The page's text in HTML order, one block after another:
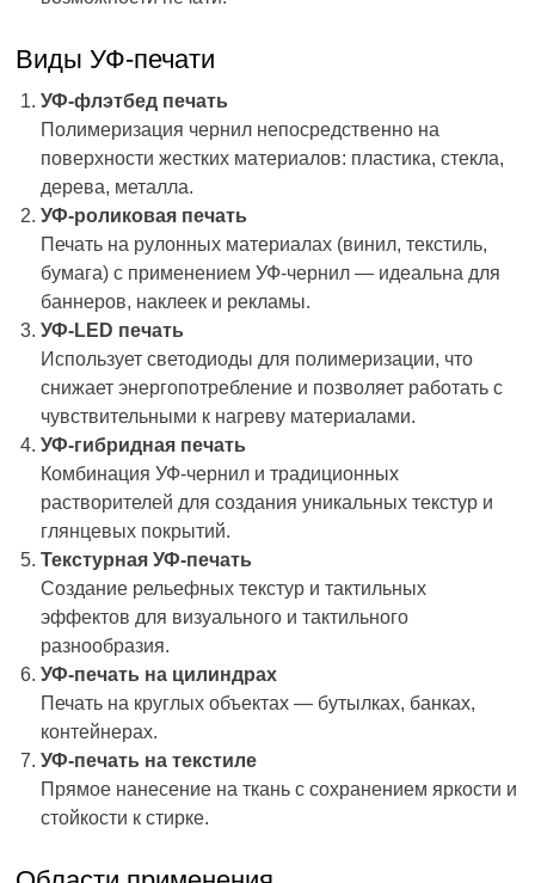
Виды УФ-печати
УФ-флэтбед печать
Полимеризация чернил непосредственно на
поверхности жестких материалов: пластика, стекла,
дерева, металла.
УФ-роликовая печать
Печать на рулонных материалах (винил, текстиль,
бумага) с применением УФ-чернил — идеальна для
баннеров, наклеек и рекламы.
УФ-LED печать
Использует светодиоды для полимеризации, что
снижает энергопотребление и позволяет работать с
чувствительными к нагреву материалами.
УФ-гибридная печать
Комбинация УФ-чернил и традиционных
растворителей для создания уникальных текстур и
глянцевых покрытий.
Текстурная УФ-печать
Создание рельефных текстур и тактильных
эффектов для визуального и тактильного
разнообразия.
УФ-печать на цилиндрах
Печать на круглых объектах — бутылках, банках,
контейнерах.
УФ-печать на текстиле
Прямое нанесение на ткань с сохранением яркости и
стойкости к стирке.